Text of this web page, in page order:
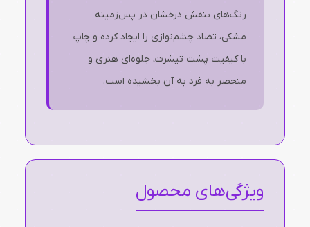
رنگ‌های بنفش درخشان در پس‌زمینه
مشکی، تضاد چشم‌نوازی را ایجاد کرده و چاپ
با کیفیت پشت تیشرت، جلوه‌ای هنری و
منحصر به فرد به آن بخشیده است.
ویژگی‌های محصول